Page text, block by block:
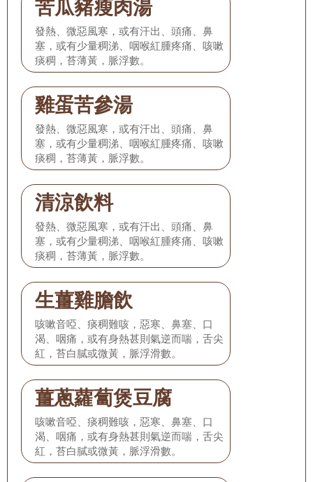
苦瓜豬瘦肉湯
發熱、微惡風寒，或有汗出、頭痛、鼻
塞，或有少量稠涕、咽喉紅腫疼痛、咳嗽
痰稠，苔薄黃，脈浮數。
雞蛋苦參湯
發熱、微惡風寒，或有汗出、頭痛、鼻
塞，或有少量稠涕、咽喉紅腫疼痛、咳嗽
痰稠，苔薄黃，脈浮數。
清涼飲料
發熱、微惡風寒，或有汗出、頭痛、鼻
塞，或有少量稠涕、咽喉紅腫疼痛、咳嗽
痰稠，苔薄黃，脈浮數。
生薑雞膽飲
咳嗽音啞、痰稠難咳，惡寒、鼻塞、口
渴、咽痛，或有身熱甚則氣逆而喘，舌尖
紅，苔白膩或微黃，脈浮滑數。
薑蔥蘿蔔煲豆腐
咳嗽音啞、痰稠難咳，惡寒、鼻塞、口
渴、咽痛，或有身熱甚則氣逆而喘，舌尖
紅，苔白膩或微黃，脈浮滑數。